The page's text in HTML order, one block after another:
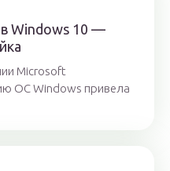
Windows 10 —
Microsoft
ОС Windows привела